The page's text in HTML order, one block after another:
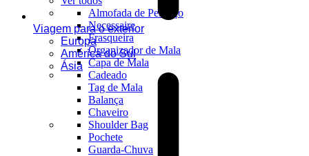
Almofada de Pescoço
Necessaire
Frasqueira
Organizador de Mala
Capa de Mala
Cadeado
Tag de Mala
Balança
Chaveiro
Shoulder Bag
Pochete
Guarda-Chuva
Viagem para o exterior
Europa
América do Sul
Ásia